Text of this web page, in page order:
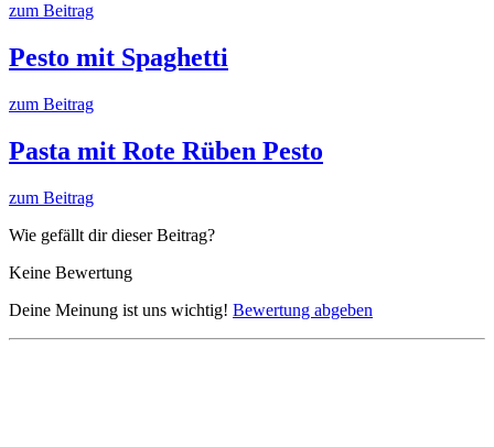
zum Beitrag
Pesto mit Spaghetti
zum Beitrag
Pasta mit Rote Rüben Pesto
zum Beitrag
Wie gefällt dir dieser Beitrag?
Keine Bewertung
Deine Meinung ist uns wichtig! Bewertung abgeben